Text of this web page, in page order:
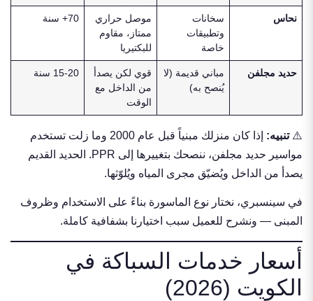
نحاس
سخانات
وتطبيقات
خاصة
موصل حراري
ممتاز، مقاوم
للبكتيريا
70+ سنة
حديد مجلفن
مباني قديمة (لا
يُنصح به)
قوي لكن يصدأ
من الداخل مع
الوقت
15-20 سنة
⚠️تنبيه:
إذا كان منزلك مبنياً قبل عام 2000 وما زلت تستخدم
مواسير حديد مجلفن، ننصحك بتغييرها إلى PPR. الحديد القديم
يصدأ من الداخل ويُضيّق مجرى المياه ويُلوّثها.
في سينسبري، نختار نوع الماسورة بناءً على الاستخدام وظروف
المبنى — ونشرح للعميل سبب اختيارنا بشفافية كاملة.
أسعار خدمات السباكة في
الكويت (2026)